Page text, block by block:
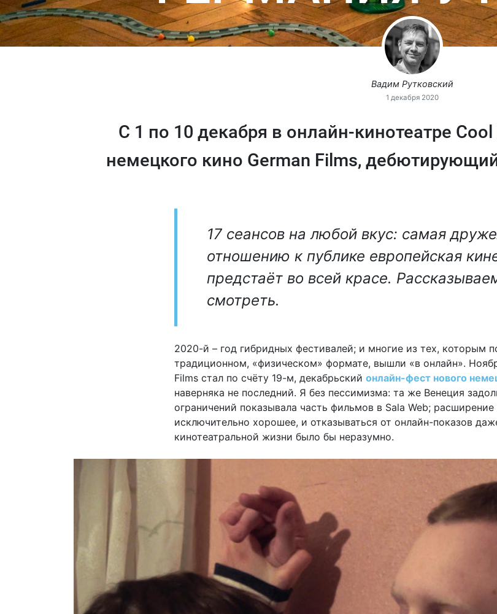
Вадим Рутковский
1 декабря 2020
С 1 по 10 декабря в онлайн-кинотеатре
немецкого кино German Films,
17 сеансов на любой вкус: самая
отношению к публике европейская
предстаёт во всей красе.
смотреть.
2020-й – год гибридных фестивалей; и многие из тех, которым
традиционном, «физическом» формате, вышли «в онлайн».
Films стал по счёту 19-м, декабрьский онлайн-фест нового
наверняка не последний. Я без пессимизма: та же Венеция
ограничений показывала часть фильмов в Sala Web;
исключительно хорошее, и отказываться от онлайн-показов
кинотеатральной жизни было бы неразумно.